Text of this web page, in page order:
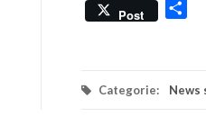
Post
Categorie: News